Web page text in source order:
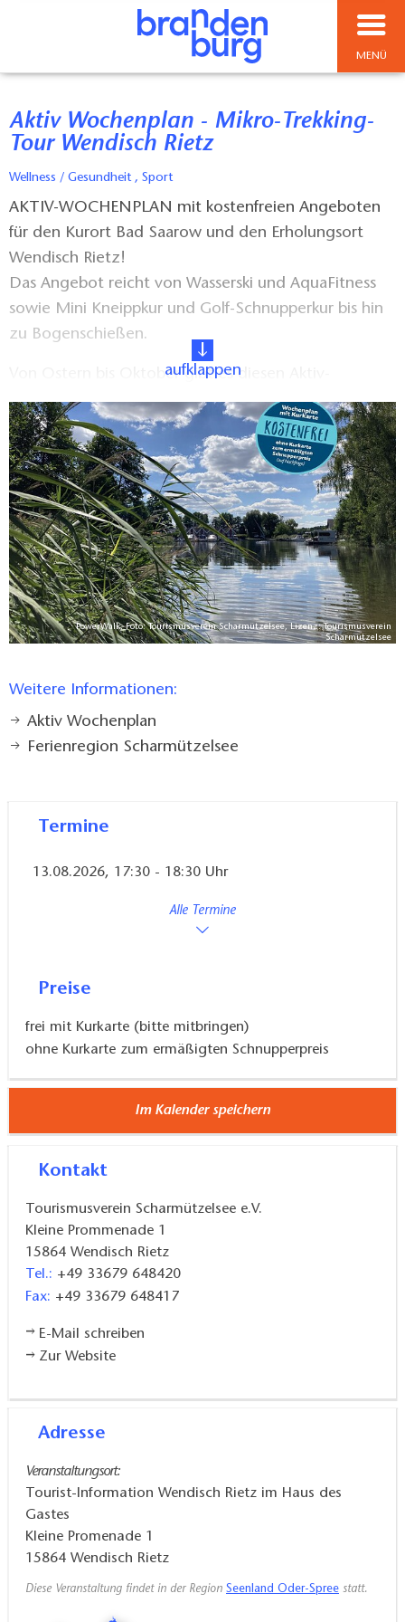
MENÜ
Aktiv Wochenplan - Mikro-Trekking-
Tour Wendisch Rietz
Wellness / Gesundheit , Sport
AKTIV-WOCHENPLAN mit kostenfreien Angeboten
für den Kurort Bad Saarow und den Erholungsort
Wendisch Rietz!
Das Angebot reicht von Wasserski und AquaFitness
sowie Mini Kneippkur und Golf-Schnupperkur bis hin
zu Bogenschießen.
Von Ostern bis Oktober gibt es diesen Aktiv-
Wochenplan für den Kurort Bad Saarow und den
Erholungsort Wendisch Rietz. Zahlreiche Partner und
die Unterstützung der Gemeinden Bad Saarow und
Wendisch Rietz ermöglichen diesen Wochenplan mit
kostenfreien Aktiv-Angeboten für Kurkarteninhaber.
Urlauber aus anderen Orten oder Einheimische
können das Angebot zum ermäßigten
Schnupperpreis ebenfalls nutzen.
Den Flyer "Aktiv-Wochenplan" gibt es in den Tourist-
Informationen Bad Saarow und Wendisch Rietz.
aufklappen
PowerWalk, Foto: Tourismusverein Scharmützelsee, Lizenz: Tourismusverein
Scharmützelsee
Weitere Informationen:
Aktiv Wochenplan
Ferienregion Scharmützelsee
Termine
13.08.2026, 17:30 - 18:30 Uhr
Alle Termine
Preise
frei mit Kurkarte (bitte mitbringen)
ohne Kurkarte zum ermäßigten Schnupperpreis
Im Kalender speichern
Kontakt
Tourismusverein Scharmützelsee e.V.
Kleine Prommenade 1
15864 Wendisch Rietz
Tel.: +49 33679 648420
Fax: +49 33679 648417
E-Mail schreiben
Zur Website
Adresse
Veranstaltungsort:
Tourist-Information Wendisch Rietz im Haus des
Gastes
Kleine Promenade 1
15864 Wendisch Rietz
Diese Veranstaltung findet in der Region Seenland Oder-Spree statt.